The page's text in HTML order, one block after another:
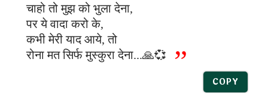
चाहो तो मुझ को भुला देना,
पर ये वादा करो के,
कभी मेरी याद आये, तो
रोना मत सिर्फ मुस्कुरा देना...🙏💞
COPY